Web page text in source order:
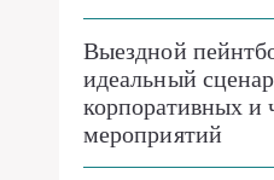
Выездной
идеальный
корпоративных и
мероприятий